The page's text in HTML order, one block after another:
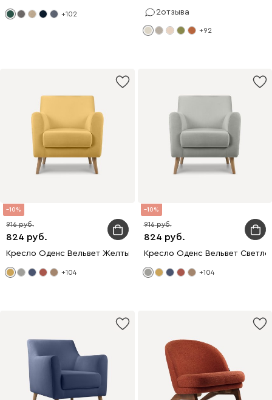
+102
2отзыва
+92
10
824
916
Кресло Оденс Вельвет Желтый
+104
10
824
916
Кресло Оденс Вельвет
+104